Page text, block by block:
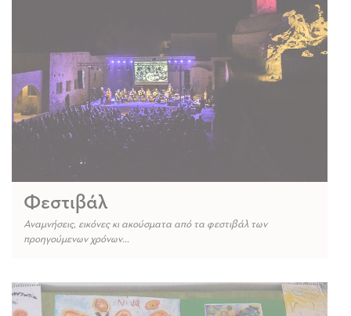
Φεστιβάλ
Αναμνήσεις, εικόνες κι ακούσματα από τα φεστιβάλ των
προηγούμενων χρόνων...